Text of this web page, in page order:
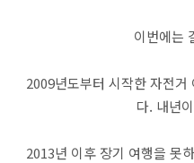
이번에는
2009년도부터 시작한 자전
다. 내년
2013년 이후 장기 여행을 못